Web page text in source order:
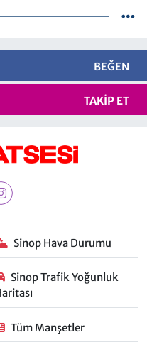
BEĞEN
TAKIP ET
Sinop Hava Durumu
Sinop Trafik Yoğunluk
Tüm Manşetler